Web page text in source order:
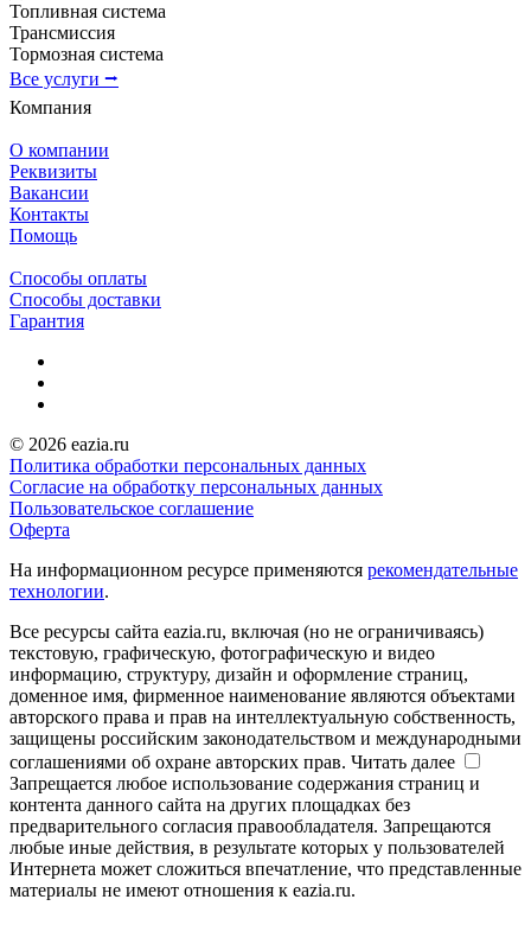
Топливная система
Трансмиссия
Тормозная система
Все услуги ⭢
Компания
О компании
Реквизиты
Вакансии
Контакты
Помощь
Способы оплаты
Способы доставки
Гарантия
© 2026 eazia.ru
Политика обработки персональных данных
Согласие на обработку персональных данных
Пользовательское соглашение
Оферта
На информационном ресурсе применяются рекомендательные
технологии.
Все ресурсы сайта eazia.ru, включая (но не ограничиваясь)
текстовую, графическую, фотографическую и видео
информацию, структуру, дизайн и оформление страниц,
доменное имя, фирменное наименование являются объектами
авторского права и прав на интеллектуальную собственность,
защищены российским законодательством и международными
соглашениями об охране авторских прав. Читать далее
Запрещается любое использование содержания страниц и
контента данного сайта на других площадках без
предварительного согласия правообладателя. Запрещаются
любые иные действия, в результате которых у пользователей
Интернета может сложиться впечатление, что представленные
материалы не имеют отношения к eazia.ru.